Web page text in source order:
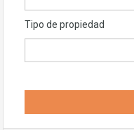
Tipo de propiedad